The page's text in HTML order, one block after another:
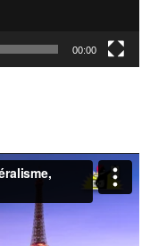
00:00